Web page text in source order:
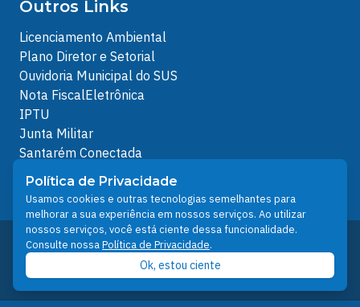
Outros Links
Licenciamento Ambiental
Plano Diretor e Setorial
Ouvidoria Municipal do SUS
Nota FiscalEletrônica
IPTU
Junta Militar
Santarém Conectada
Política de Privacidade
People illustrations by Storyset
Desenvolvido pelo Núcleo Técnico de Gestão de
Tecnologia da Informação - NTI
Prefeitura de Santarém © 2026
Política de Privacidade
Usamos cookies e outras tecnologias semelhantes para
melhorar a sua experiência em nossos serviços. Ao utilizar
nossos serviços, você está ciente dessa funcionalidade.
Consulte nossaPolítica de Privacidade.
Ok, estou ciente